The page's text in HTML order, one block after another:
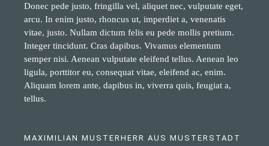
Donec pede justo, fringilla vel, aliquet nec, vulputate eget,
arcu. In enim justo, rhoncus ut, imperdiet a, venenatis
vitae, justo. Nullam dictum felis eu pede mollis pretium.
Integer tincidunt. Cras dapibus. Vivamus elementum
semper nisi. Aenean vulputate eleifend tellus. Aenean leo
ligula, porttitor eu, consequat vitae, eleifend ac, enim.
Aliquam lorem ante, dapibus in, viverra quis, feugiat a,
tellus.
MAXIMILIAN MUSTERHERR AUS MUSTERSTADT